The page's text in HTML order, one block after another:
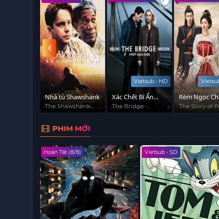
Nhà tù Shawshank
The Shawshank
Redemption
Vietsub - HD
Xác Chết Bí Ẩn
Trên Cầu
The Bridge -
Bron/Broen
Rèm Ngọc
Sa
The Story of
Girl
PHIM MỚI
Hoàn Tất (8/8) Vietsub - SD